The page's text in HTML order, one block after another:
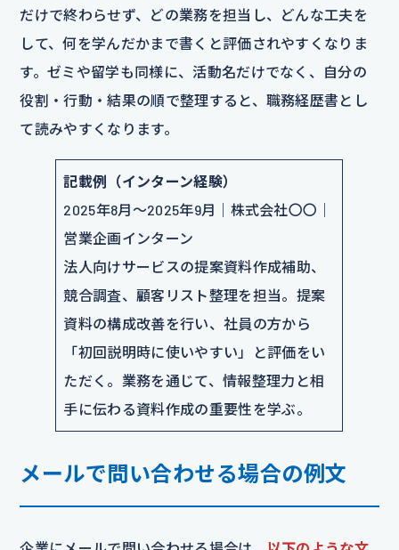
だけで終わらせず、どの業務を担当し、どんな工夫を
して、何を学んだかまで書くと評価されやすくなりま
す。ゼミや留学も同様に、活動名だけでなく、自分の
役割・行動・結果の順で整理すると、職務経歴書とし
て読みやすくなります。
記載例（インターン経験）
2025年8月〜2025年9月｜株式会社〇〇｜
営業企画インターン
法人向けサービスの提案資料作成補助、
競合調査、顧客リスト整理を担当。提案
資料の構成改善を行い、社員の方から
「初回説明時に使いやすい」と評価をい
ただく。業務を通じて、情報整理力と相
手に伝わる資料作成の重要性を学ぶ。
メールで問い合わせる場合の例文